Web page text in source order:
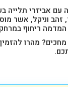
עם אביזרי תלייה
זהב וניקל, אשר
ריחוף במרחק 3 ס"מ מהקיר.